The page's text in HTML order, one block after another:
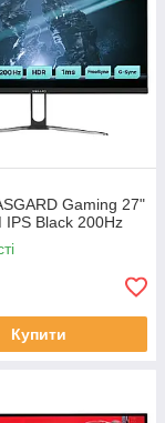
Gaming 27"
IPS Black 200Hz
Купити